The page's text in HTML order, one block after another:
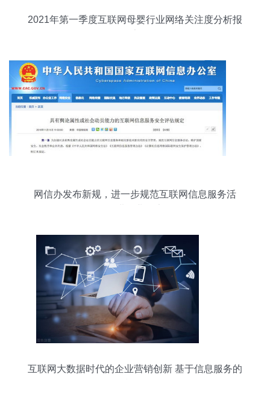
2021年第一季度互联网母婴行业网络关注度分析报
网信办发布新规，进一步规范互联网信息服务活
互联网大数据时代的企业营销创新 基于信息服务的